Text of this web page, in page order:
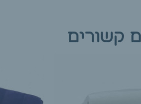
קשורים